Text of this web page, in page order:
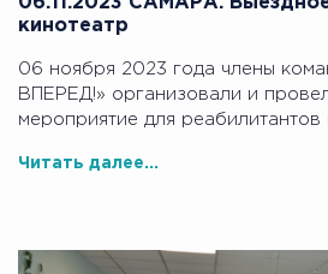
кинотеатр
06 ноября 2023 года члены
ВПЕРЕД!» организовали и
мероприятие для реабилитантов
Читать далее...